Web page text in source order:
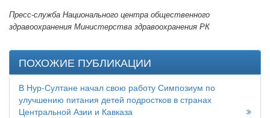
Пресс-служба Национального центра общественного
здравоохранения Министерства здравоохранения РК
ПОХОЖИЕ ПУБЛИКАЦИИ
В Нур-Султане начал свою работу Симпозиум по
улучшению питания детей подростков в странах
Центральной Азии и Кавказа